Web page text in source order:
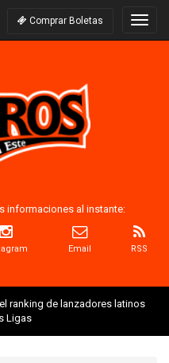
Comprar Boletas
informaciones al instante:
Email RSS
ranking de lanzadores latinos
Ligas